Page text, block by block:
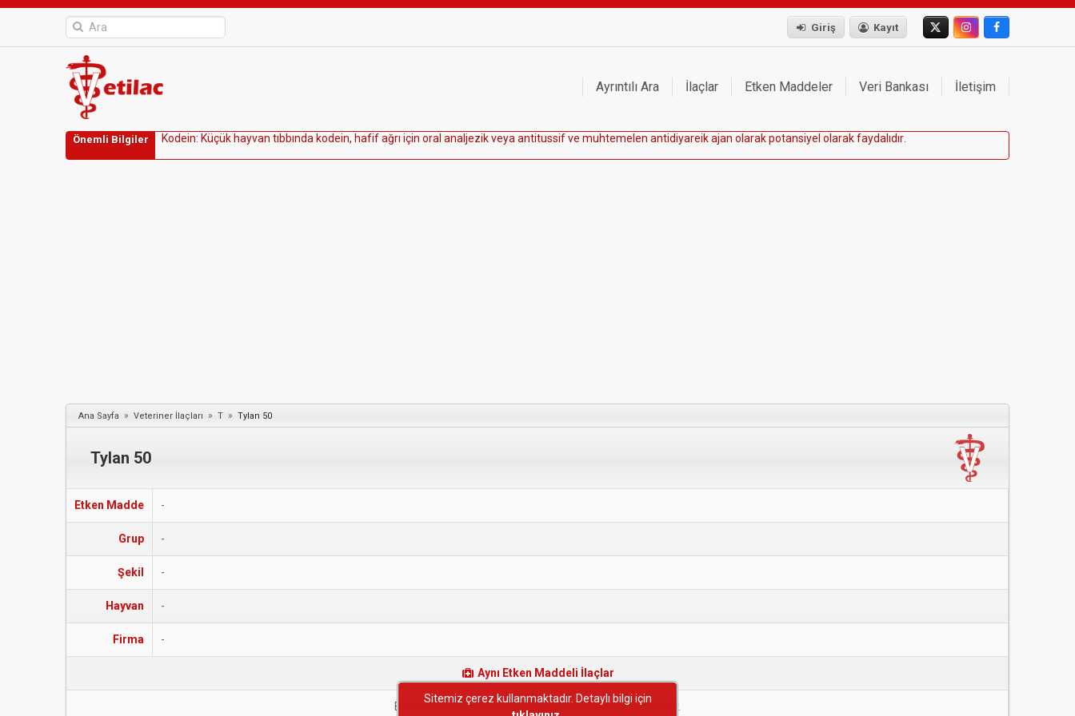
Giriş Kayıt
Ayrıntılı Ara İlaçlar Etken Maddeler Veri Bankası İletişim
Önemli Bilgiler Kodein: Küçük hayvan tıbbında kodein, hafifağrı için ora ana jezikveya antitussifve muhteme en antidiyareikajan o arakpotansiye o arakfayda ıdır
Ana Sayfa » Veteriner İlaçları » T » Tylan 50
Tylan 50
Etken Madde -
Grup -
Şekil -
Hayvan -
Firma -
Aynı Etken Maddeli İlaçlar
Bu etken maddeye sahip başka bir ilaç bulunmamaktadır.
Sitemiz çerez kullanmaktadır. Detaylı bilgi için